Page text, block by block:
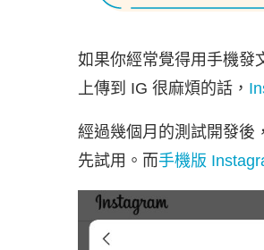
如果你經常覺得用手機發
上傳到 IG 很麻煩的話，
經過幾個月的測試開發後
先試用。而手機版